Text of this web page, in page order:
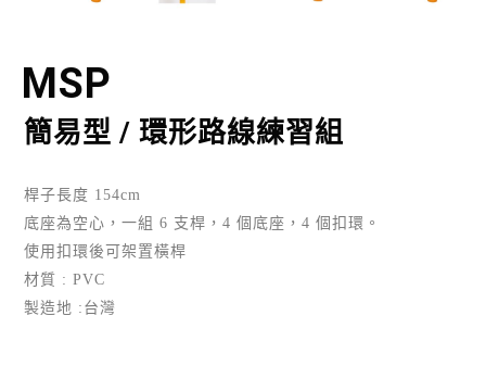
MSP
簡易型 / 環形路線練習組
桿子長度 154cm
底座為空心，一組 6 支桿，4 個底座，4 個扣環。
使用扣環後可架置橫桿
材質 : PVC
製造地 :台灣